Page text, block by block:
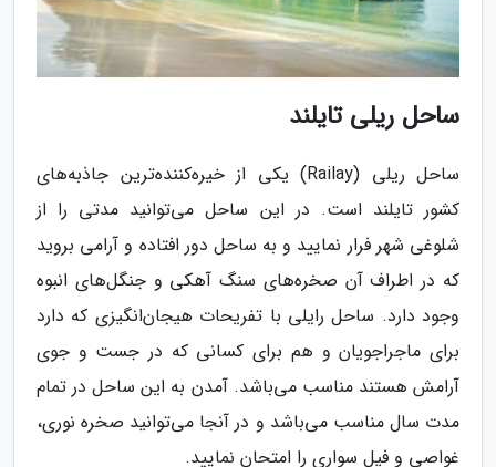
ساحل ریلی تایلند
ساحل ریلی (Railay) یکی از خیره‌کننده‌ترین جاذبه‌های
کشور تایلند است. در این ساحل می‌توانید مدتی را از
شلوغی شهر فرار نمایید و به ساحل دور افتاده و آرامی بروید
که در اطراف آن صخره‌های سنگ آهکی و جنگل‌های انبوه
وجود دارد. ساحل رایلی با تفریحات هیجان‌انگیزی که دارد
برای ماجراجویان و هم برای کسانی که در جست و جوی
آرامش هستند مناسب می‌باشد. آمدن به این ساحل در تمام
مدت سال مناسب می‌باشد و در آنجا می‌توانید صخره نوری،
غواصی و فیل سواری را امتحان نمایید.